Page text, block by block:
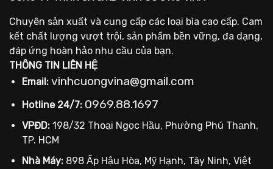
Chuyên sản xuất và cung cấp các loại bìa cao cấp. Cam
kết chất lượng vượt trội, sản phẩm bền vững, đa dạng,
đáp ứng hoàn hảo nhu cầu của bạn.
THÔNG TIN LIÊN HỆ
Email: vinhcuongvina@gmail.com
Hotline 24/7: 0969.88.1697
VPĐD: 198/32 Thoại Ngọc Hầu, Phường Phú Thạnh,
TP. HCM
Nhà Máy: 898 Ấp Hậu Hòa, Mỹ Hạnh, Tây Ninh, Việt